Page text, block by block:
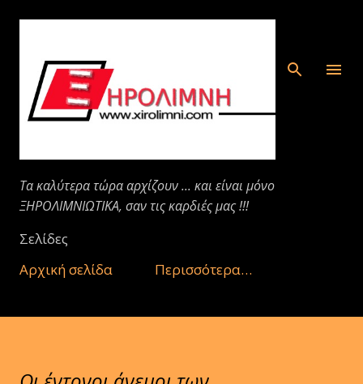
Μετάβαση στο κύριο περιεχόμενο
Τα καλύτερα τώρα αρχίζουν ... και είναι μόνο
ΞΗΡΟΛΙΜΝΙΩΤΙΚΑ, σαν τις καρδιές μας !!!
Σελίδες
Αρχική σελίδα
Περισσότερα…